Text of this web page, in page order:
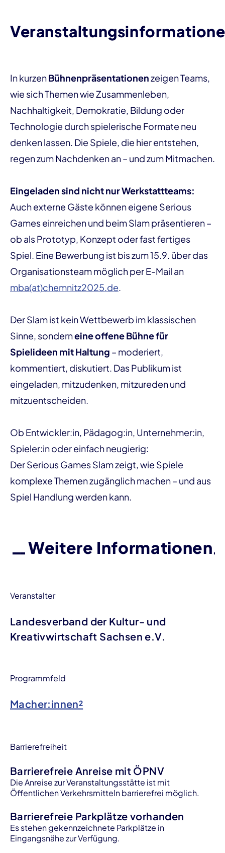
In kurzenBühnenpräsentationenzeigen Teams,
wie sich Themen wie Zusammenleben,
Nachhaltigkeit, Demokratie, Bildung oder
Technologie durch spielerische Formate neu
denken lassen. Die Spiele, die hier entstehen,
regen zum Nachdenken an – und zum Mitmachen.
Eingeladen sind nicht nur Werkstattteams:
Auch externe Gäste können eigene Serious
Games einreichen und beim Slam präsentieren –
ob als Prototyp, Konzept oder fast fertiges
Spiel. Eine Bewerbung ist bis zum 15.9. über das
Organisationsteam möglich per E-Mail an
mba(at)chemnitz2025.de.
Der Slam ist kein Wettbewerb im klassischen
Sinne, sonderneine offene Bühne für
Spielideen mit Haltung – moderiert,
kommentiert, diskutiert. Das Publikum ist
eingeladen, mitzudenken, mitzureden und
mitzuentscheiden.
Ob Entwickler:in, Pädagog:in, Unternehmer:in,
Spieler:in oder einfach neugierig:
Der Serious Games Slam zeigt, wie Spiele
komplexe Themen zugänglich machen – und aus
Spiel Handlung werden kann.
Weitere Informationen
Veranstalter
Landesverband der Kultur- und
Kreativwirtschaft Sachsen e.V.
Programmfeld
Macher:innen²
Barrierefreiheit
Barrierefreie Anreise mit ÖPNV
Die Anreise zur Veranstaltungsstätte ist mit
Öffentlichen Verkehrsmitteln barrierefrei möglich.
Barrierefreie Parkplätze vorhanden
Es stehen gekennzeichnete Parkplätze in
Eingangsnähe zur Verfügung.